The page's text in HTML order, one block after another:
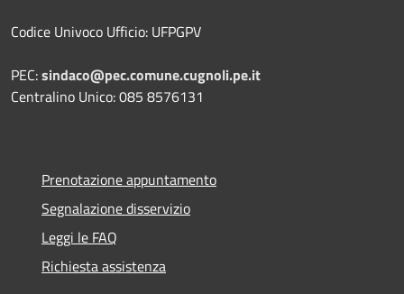
Codice Univoco Ufficio: UFPGPV
PEC:sindaco@pec.comune.cugnoli.pe.it
Centralino Unico: 085 8576131
Prenotazione appuntamento
Segnalazione disservizio
Leggi le FAQ
Richiesta assistenza